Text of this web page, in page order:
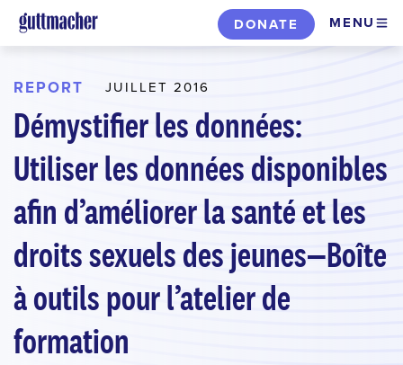
Skip
to
content
DONATE MENU
REPORT JUILLET 2016
Démystifier les données:
Utiliser les données disponibles
afin d’améliorer la santé et les
droits sexuels des jeunes—Boîte
à outils pour l’atelier de
formation